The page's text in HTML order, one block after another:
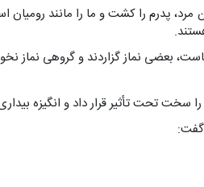
پدرم را کشت و ما را مانند
بعضی نماز گزاردند و گروهی نماز
سخت تحت تأثیر قرار داد و انگیزه